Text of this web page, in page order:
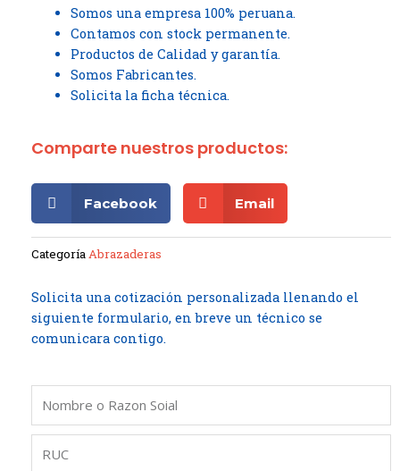
Somos una empresa 100% peruana.
Contamos con stock permanente.
Productos de Calidad y garantía.
Somos Fabricantes.
Solicita la ficha técnica.
Comparte nuestros productos:
Facebook Email
CategoríaAbrazaderas
Solicita una cotización personalizada llenando el
siguiente formulario, en breve un técnico se
comunicara contigo.